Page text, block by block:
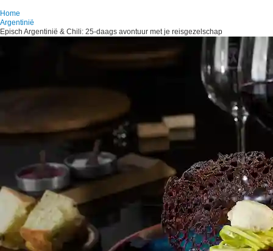
Home
Argentinië
Episch Argentinië & Chili: 25-daags avontuur met je reisgezelschap